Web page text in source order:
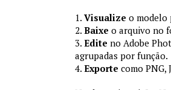
1. Visualize o modelo
2. Baixe o arquivo no
3. Edite no Adobe
agrupadas por função.
4. Exporte como PNG,